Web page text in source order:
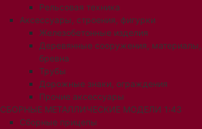
Рельсовая техника
Аксессуары, строения, фигурки
Железобетонные изделия
Деревянные сооружения, материалы,
бревна
Трубы
Дорожные знаки, ограждения
Прочие аксессуары
СБОРНЫЕ МЕТАЛЛИЧЕСКИЕ МОДЕЛИ 1:43
Сборные прицепы